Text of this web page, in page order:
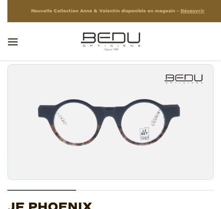
Nouvelle Collection Anne & Valentin disponible en magasin – Découvrir